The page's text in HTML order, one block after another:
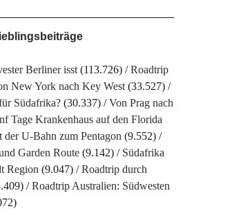
Berliner isst (113.726)
Roadtrip
New York nach Key West (33.527)
Südafrika? (30.337)
Von Prag nach
Tage Krankenhaus auf den Florida
der U-Bahn zum Pentagon (9.552)
Garden Route (9.142)
Südafrika
Region (9.047)
Roadtrip durch
Roadtrip Australien: Südwesten